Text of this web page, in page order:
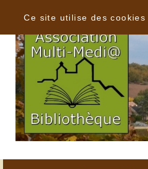
Ce site utilise des